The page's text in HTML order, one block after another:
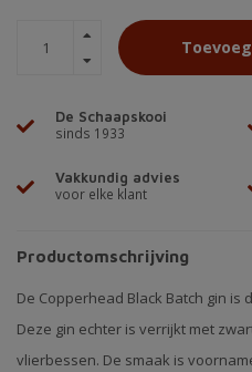
De Schaapskooi
sinds 1933
Vakkundig advies
voor elke klant
Productomschrijving
De Copperhead Black Batch gin
Deze gin echter is verrijkt met
vlierbessen. De smaak is